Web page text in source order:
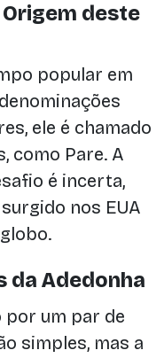
deste
popular em
ele é chamado
como Pare. A
é incerta,
nos EUA
da Adedonha
por um par de
simples, mas a